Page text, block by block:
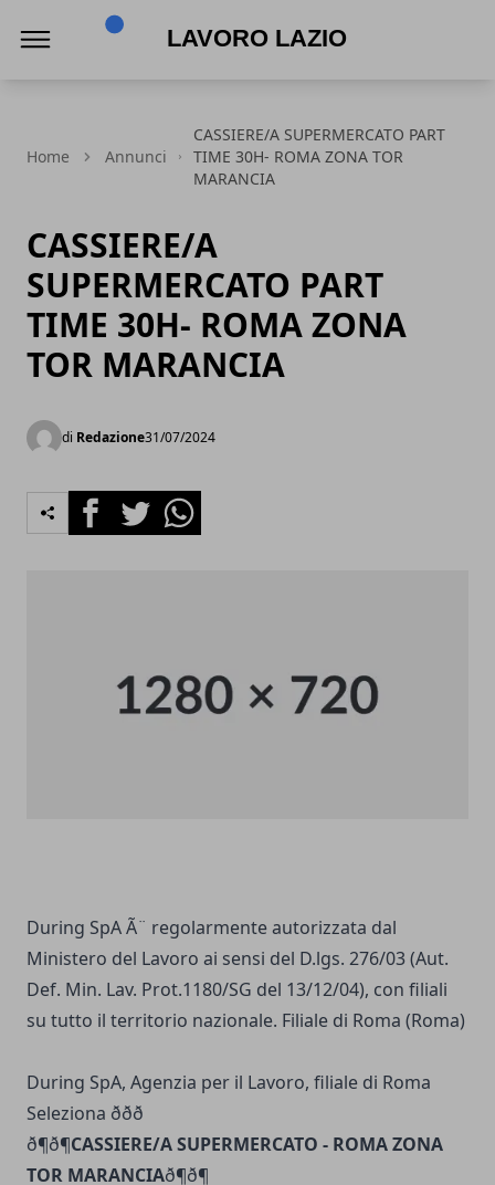
Home Annunci
CASSIERE/A SUPERMERCATO PART
TIME 30H- ROMA ZONA TOR
MARANCIA
CASSIERE/A
SUPERMERCATO PART
TIME 30H- ROMA ZONA
TOR MARANCIA
di Redazione31/07/2024
FacebookTwitterWhatsapp
During SpA Ã¨ regolarmente autorizzata dal
Ministero del Lavoro ai sensi del D.lgs. 276/03 (Aut.
Def. Min. Lav. Prot.1180/SG del 13/12/04), con filiali
su tutto il territorio nazionale. Filiale di Roma (Roma)
During SpA, Agenzia per il Lavoro, filiale di Roma
Seleziona ððð
ð¶ð¶CASSIERE/A SUPERMERCATO - ROMA ZONA
TOR MARANCIAð¶ð¶